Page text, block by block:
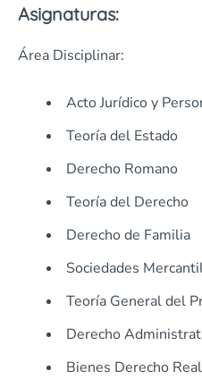
Asignaturas:
Área Disciplinar:
Acto Jurídico y
Teoría del Estado
Derecho Romano
Teoría del Derecho
Derecho de Familia
Sociedades
Teoría General del
Derecho
Bienes Derecho